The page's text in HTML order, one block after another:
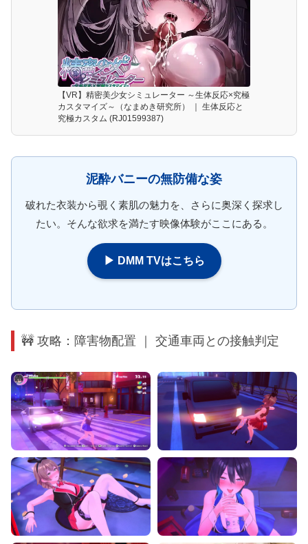
【VR】精密美少女シミュレーター ～生体反応×究極
カスタマイズ～（なまめき研究所） ｜ 生体反応と
究極カスタム (RJ01599387)
泥酔バニーの無防備な姿
破れた衣装から覗く素肌の魅力を、さらに奥深く探求し
たい。そんな欲求を満たす映像体験がここにある。
▶ DMM TVはこちら
🚧 攻略：障害物配置 ｜ 交通車両との接触判定